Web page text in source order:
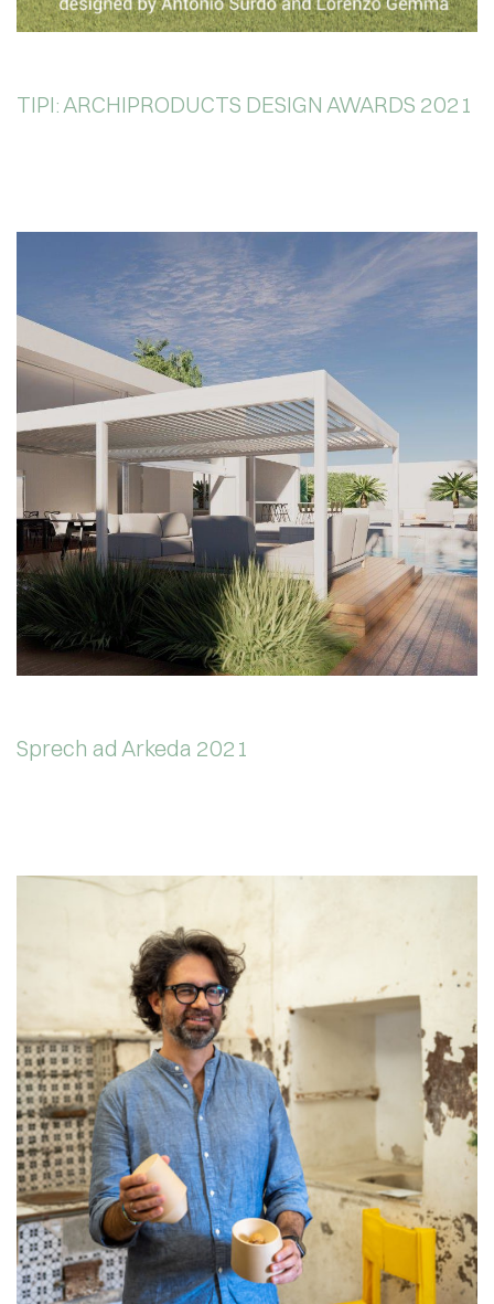
TIPI: ARCHIPRODUCTS DESIGN AWARDS 2021
Sprech ad Arkeda 2021